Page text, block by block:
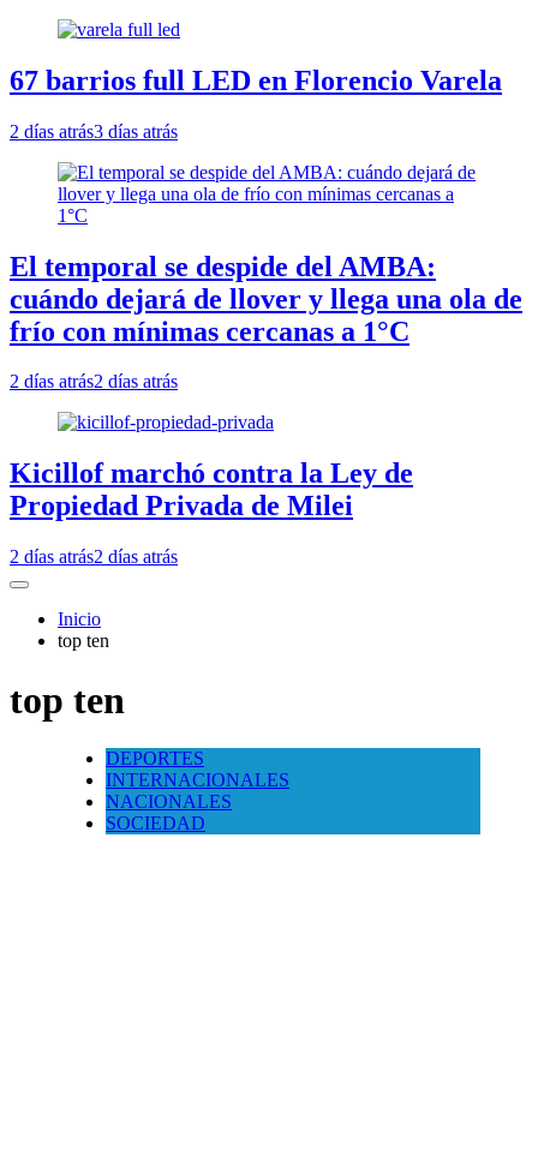
67 barrios full LED en Florencio Varela
2 días atrás3 días atrás
El temporal se despide del AMBA:
cuándo dejará de llover y llega una ola de
frío con mínimas cercanas a 1°C
2 días atrás2 días atrás
Kicillof marchó contra la Ley de
Propiedad Privada de Milei
2 días atrás2 días atrás
Inicio
top ten
top ten
DEPORTES
INTERNACIONALES
NACIONALES
SOCIEDAD